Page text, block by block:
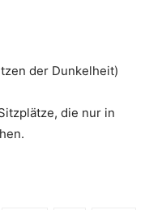
der Dunkelheit)
die nur in